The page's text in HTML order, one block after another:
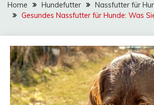
Home Hundefutter
Nassfutter für
Gesundes Nassfutter für Hunde: Was